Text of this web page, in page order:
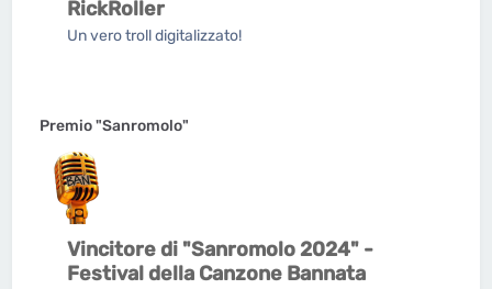
RickRoller
Un vero troll digitalizzato!
Premio "Sanromolo"
Vincitore di "Sanromolo 2024" -
Festival della Canzone Bannata